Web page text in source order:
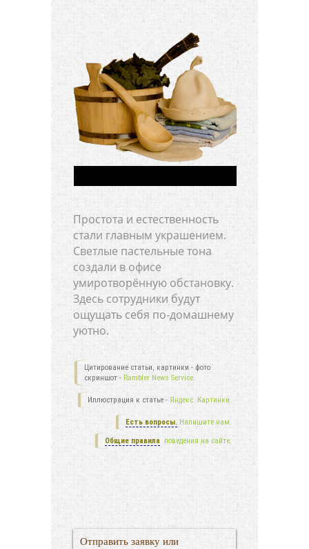
Простота и естественность
стали главным украшением.
Светлые пастельные тона
создали в офисе
умиротворённую обстановку.
Здесь сотрудники будут
ощущать себя по-домашнему
уютно.
Цитирование статьи, картинки - фото
скриншот -Rambler News Service.
Иллюстрация к статье - Яндекс. Картинки.
Есть вопросы. Напишите нам.
Общие правила поведения на сайте.
Отправить заявку или